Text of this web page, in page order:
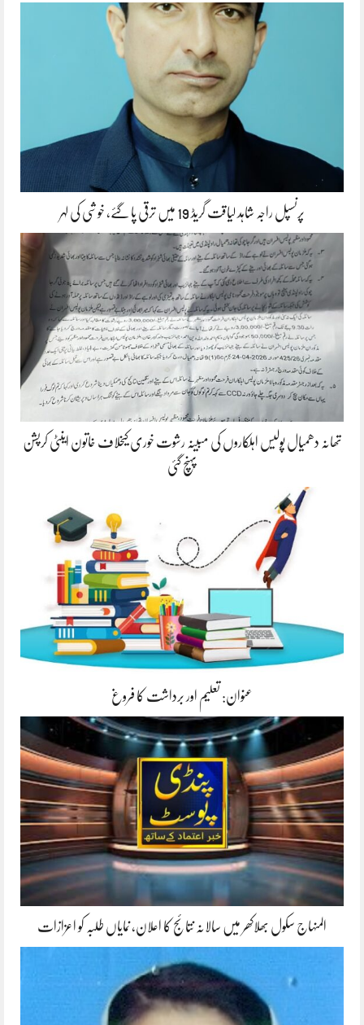
پرنسپل راجہ شاہد لیاقت گریڈ 19 میں ترقی پا گئے، خوشی کی لہر
تھانہ دھمیال پولیس اہلکاروں کی مبینہ رشوت خوری کیخلاف خاتون اینٹی کرپشن
پہنچ گئی
عنوان: تعلیم اور برداشت کا فروغ
المنہاج سکول بھلاکھر میں سالانہ نتائج کا اعلان، نمایاں طلبہ کو اعزازات